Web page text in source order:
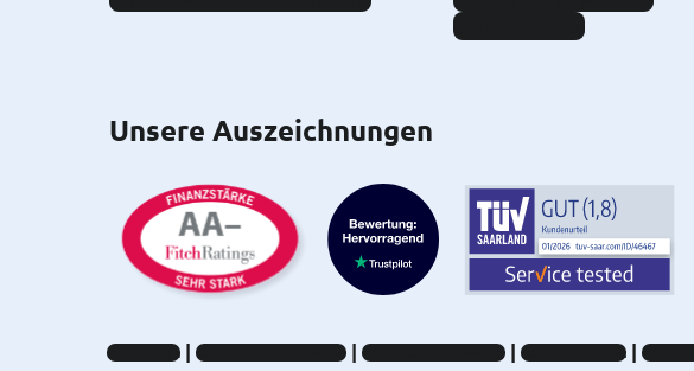
Berater finden
Unsere Auszeichnungen
Impressum Datenschutz-Hinweise Compliance-Hinweise Barrierefreiheit